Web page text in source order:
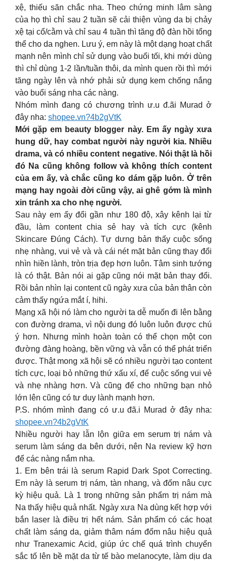
xệ, thiếu săn chắc nha. Theo chứng minh lâm sàng
của họ thì chỉ sau 2 tuần sẽ cải thiện vùng da bị chảy
xệ tại cổ/cằm và chỉ sau 4 tuần thì tăng độ đàn hồi tổng
thể cho da nghen. Lưu ý, em này là một dạng hoạt chất
mạnh nên mình chỉ sử dụng vào buổi tối, khi mới dùng
thì chỉ dùng 1-2 lần/tuần thôi, da mình quen rồi thì mới
tăng ngày lên và nhớ phải sử dụng kem chống nắng
vào buổi sáng nha các nàng.
Nhóm mình đang có chương trình ư.u đ.ãi Murad ở
đây nha: shopee.vn?4b2gVtK
Mới gặp em beauty blogger này. Em ấy ngày xưa
hung dữ, hay combat người này người kia. Nhiều
drama, và có nhiều content negative. Nói thật là hồi
đó Na cũng không follow và không thích content
của em ấy, và chắc cũng ko dám gặp luôn. Ở trên
mạng hay ngoài đời cũng vậy, ai ghê gớm là mình
xin tránh xa cho nhẹ người.
Sau này em ấy đổi gần như 180 độ, xây kênh lại từ
đầu, làm content chia sẻ hay và tích cực (kênh
Skincare Đúng Cách). Tự dưng bản thấy cuộc sống
nhẹ nhàng, vui vẻ và và cái nét mặt bản cũng thay đổi
nhìn hiền lành, tròn trịa đẹp hơn luôn. Tâm sinh tướng
là có thật. Bản nói ai gặp cũng nói mặt bản thay đổi.
Rồi bản nhìn lại content cũ ngày xưa của bản thân còn
cảm thấy ngứa mắt í, hihi.
Mạng xã hội nó làm cho người ta dễ muốn đi lên bằng
con đường drama, vì nội dung đó luôn luôn được chú
ý hơn. Nhưng mình hoàn toàn có thể chọn một con
đường đàng hoàng, bền vững và vẫn có thể phát triển
được. Thật mong xã hội sẽ có nhiều người tạo content
tích cực, loại bỏ những thứ xấu xí, để cuộc sống vui vẻ
và nhẹ nhàng hơn. Và cũng để cho những bạn nhỏ
lớn lên cũng có tư duy lành mạnh hơn.
P.S. nhóm mình đang có ư.u đã.i Murad ở đây nha:
shopee.vn?4b2gVtK
Nhiều người hay lẫn lộn giữa em serum trị nám và
serum làm sáng da bên dưới, nên Na review kỹ hơn
để các nàng nắm nha.
1. Em bên trái là serum Rapid Dark Spot Correcting.
Em này là serum trị nám, tàn nhang, và đốm nâu cực
kỳ hiệu quả. Là 1 trong những sản phẩm trị nám mà
Na thấy hiệu quả nhất. Ngày xưa Na dùng kết hợp với
bắn laser là điều trị hết nám. Sản phẩm có các hoạt
chất làm sáng da, giảm thâm nám đốm nâu hiệu quả
như Tranexamic Acid, giúp ức chế quá trình chuyển
sắc tố lên bề mặt da từ tế bào melanocyte, làm dịu da